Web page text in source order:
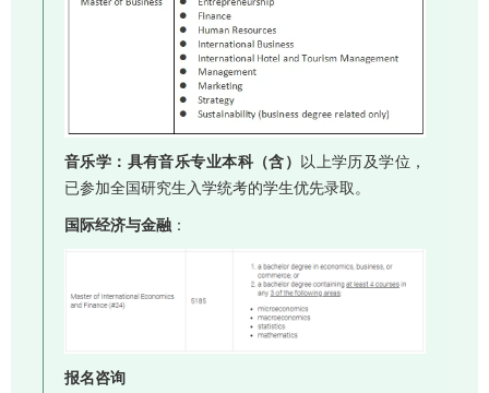
音乐学：具有音乐专业本科（含）
以上学历及学位，
已参加全国研究生入学统考的学生优先录取。
国际经济与金融：
报名咨询